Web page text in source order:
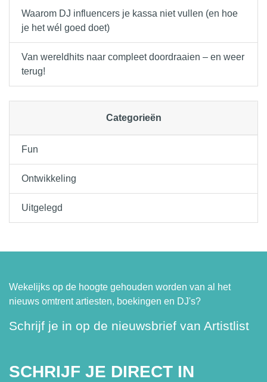
Waarom DJ influencers je kassa niet vullen (en hoe
je het wél goed doet)
Van wereldhits naar compleet doordraaien – en weer
terug!
Categorieën
Fun
Ontwikkeling
Uitgelegd
Wekelijks op de hoogte gehouden worden van al het
nieuws omtrent artiesten, boekingen en DJ's?
Schrijf je in op de nieuwsbrief van Artistlist
SCHRIJF JE DIRECT IN